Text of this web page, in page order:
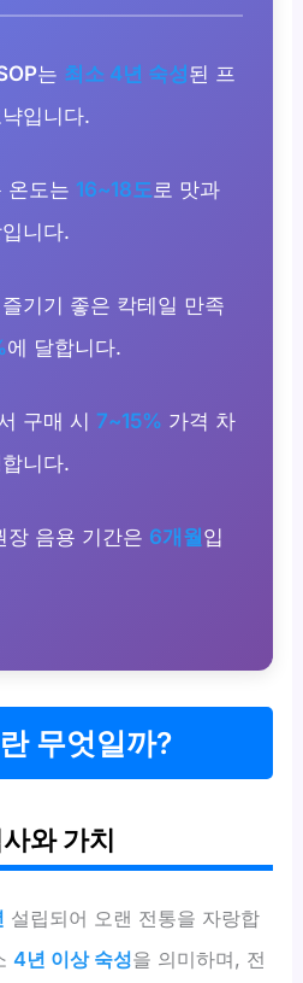
는 최소 4년 숙성된 프
입니다.
온도는 16~18도 로 맛과
니다.
기기 좋은 칵테일 만족
에 달합니다.
구매 시 7~15% 가격 차
니다.
장 음용 기간은 6개월입
무엇일까?
와 가치
설립되어 오랜 전통을 자랑합
4년 이상 숙성을 의미하며, 전